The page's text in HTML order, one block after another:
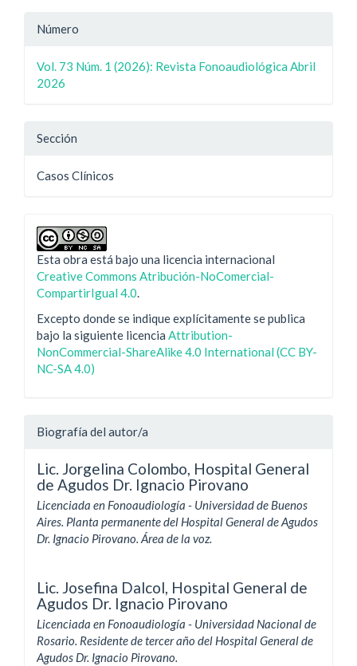
Número
Vol. 73 Núm. 1 (2026): Revista Fonoaudiológica Abril
2026
Sección
Casos Clínicos
Esta obra está bajo una licencia internacional
Creative Commons Atribución-NoComercial-
CompartirIgual 4.0.
Excepto donde se indique explícitamente se publica
bajo la siguiente licencia Attribution-
NonCommercial-ShareAlike 4.0 International (CC BY-
NC-SA 4.0)
Biografía del autor/a
Lic. Jorgelina Colombo, Hospital General
de Agudos Dr. Ignacio Pirovano
Licenciada en Fonoaudiología - Universidad de Buenos
Aires. Planta permanente del Hospital General de Agudos
Dr. Ignacio Pirovano. Área de la voz.
Lic. Josefina Dalcol, Hospital General de
Agudos Dr. Ignacio Pirovano
Licenciada en Fonoaudiología - Universidad Nacional de
Rosario. Residente de tercer año del Hospital General de
Agudos Dr. Ignacio Pirovano.